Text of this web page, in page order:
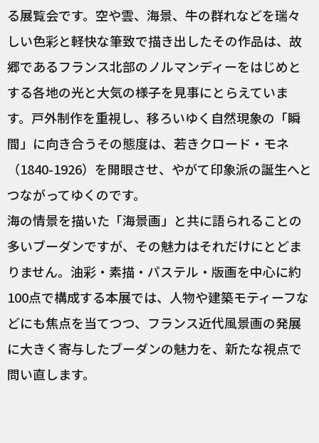
る展覧会です。空や雲、海景、牛の群れなどを瑞々
しい色彩と軽快な筆致で描き出したその作品は、故
郷であるフランス北部のノルマンディーをはじめと
する各地の光と大気の様子を見事にとらえていま
す。戸外制作を重視し、移ろいゆく自然現象の「瞬
間」に向き合うその態度は、若きクロード・モネ
（1840-1926）を開眼させ、やがて印象派の誕生へと
つながってゆくのです。
海の情景を描いた「海景画」と共に語られることの
多いブーダンですが、その魅力はそれだけにとどま
りません。油彩・素描・パステル・版画を中心に約
100点で構成する本展では、人物や建築モティーフな
どにも焦点を当てつつ、フランス近代風景画の発展
に大きく寄与したブーダンの魅力を、新たな視点で
問い直します。